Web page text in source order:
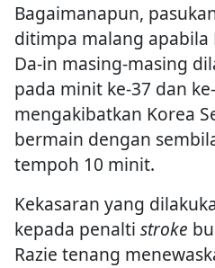
Bagaimanapun,
ditimpa malang apabila
Da-in masing-masing
pada minit ke-37 dan
mengakibatkan Korea
bermain dengan
tempoh 10 minit.
Kekasaran yang
kepada penalti stroke
Razie tenang